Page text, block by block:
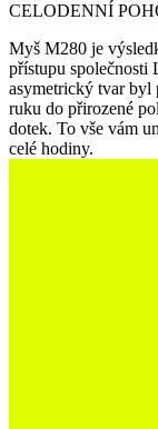
CELODENNÍ
Myš M280 je
přístupu společnosti
asymetrický tvar byl
ruku do přirozené
dotek. To vše vám
celé hodiny.